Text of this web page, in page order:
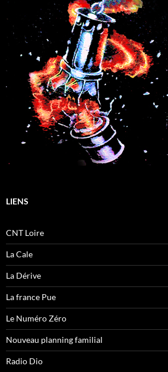
LIENS
CNT Loire
La Cale
La Dérive
La france Pue
Le Numéro Zéro
Nouveau planning familial
Radio Dio